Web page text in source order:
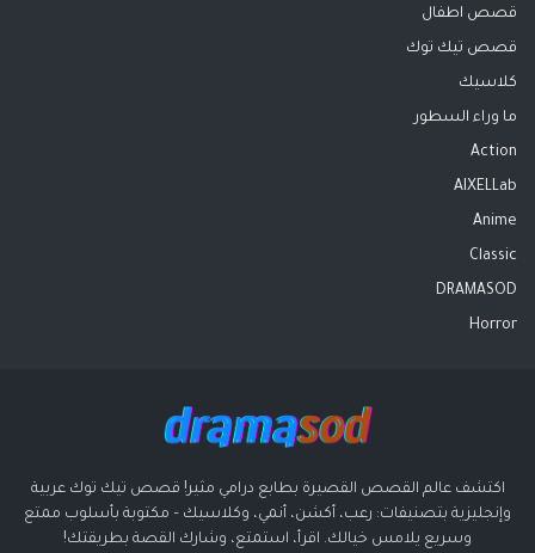
قصص اطفال
قصص تيك توك
كلاسيك
ما وراء السطور
Action
AIXELLab
Anime
Classic
DRAMASOD
Horror
اكتشف عالم القصص القصيرة بطابع درامي مثير! قصص تيك توك عربية
وإنجليزية بتصنيفات: رعب، أكشن، أنمي، وكلاسيك – مكتوبة بأسلوب ممتع
وسريع يلامس خيالك. اقرأ، استمتع، وشارك القصة بطريقتك!